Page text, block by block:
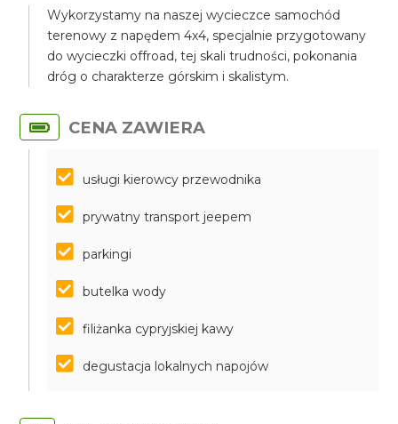
Wykorzystamy na naszej wycieczce samochód
terenowy z napędem 4x4, specjalnie przygotowany
do wycieczki offroad, tej skali trudności, pokonania
dróg o charakterze górskim i skalistym.
CENA ZAWIERA
usługi kierowcy przewodnika
prywatny transport jeepem
parkingi
butelka wody
filiżanka cypryjskiej kawy
degustacja lokalnych napojów